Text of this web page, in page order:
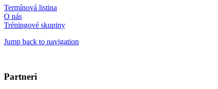
Termínová listina
O nás
Tréningové skupiny
Jump back to navigation
Partneri